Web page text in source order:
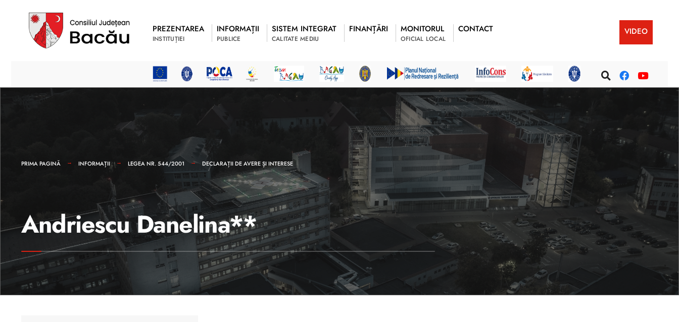
PREZENTAREA
INSTITUȚIEI
INFORMAȚII
PUBLICE
SISTEM INTEGRAT
CALITATE MEDIU
FINANȚĂRI MONITORUL
OFICIAL LOCAL
CONTACT VIDEO
PRIMA PAGINĂ INFORMAȚII LEGEA NR. 544/2001 DECLARAȚII DE AVERE ȘI INTERESE
Andriescu Danelina**